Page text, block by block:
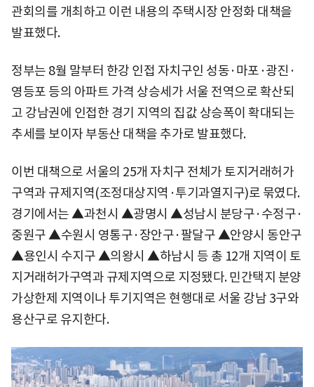
관회의를 개최하고 이런 내용의 주택시장 안정화 대책을
발표했다.
정부는 8월 말부터 한강 인접 자치구인 성동·마포·광진·
영등포 등의 아파트 가격 상승세가 서울 전역으로 확산되
고 강남권에 인접한 경기 지역의 집값 상승폭이 확대되는
추세를 보이자 부동산 대책을 추가로 발표했다.
이번 대책으로 서울의 25개 자치구 전체가 토지거래허가
구역과 규제지역(조정대상지역·투기과열지구)로 묶였다.
경기에서는 ▲과천시 ▲광명시 ▲성남시 분당구·수정구·
중원구 ▲수원시 영통구·장안구·팔달구 ▲안양시 동안구
▲용인시 수지구 ▲의왕시 ▲하남시 등 총 12개 지역이 토
지거래허가구역과 규제지역으로 지정됐다. 민간택지 분양
가상한제 지역이나 투기지역은 현행대로 서울 강남 3구와
용산구로 유지한다.